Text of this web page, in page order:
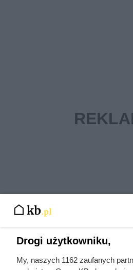
Drogi użytkowniku,
My, naszych 1162 zaufanych